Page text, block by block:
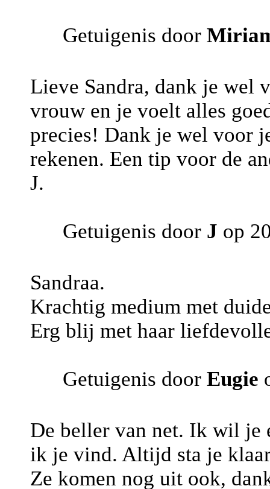
Getuigenis door
Lieve Sandra, dank je wel
vrouw en je voelt alles
precies! Dank je wel voor
rekenen. Een tip voor de
J.
Getuigenis door J op
Sandraa.
Krachtig medium met
Erg blij met haar
Getuigenis door Eugie
De beller van net. Ik wil je
ik je vind. Altijd sta je
Ze komen nog uit ook,